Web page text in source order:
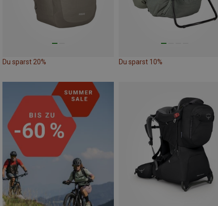
Du sparst 20% Du sparst 10%